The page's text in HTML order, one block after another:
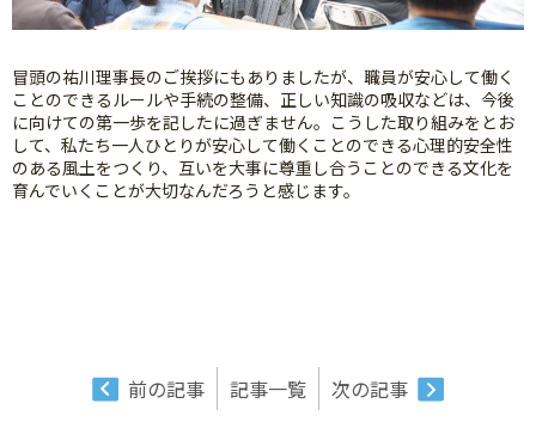
冒頭の祐川理事長のご挨拶にもありましたが、職員が安心して働く
ことのできるルールや手続の整備、正しい知識の吸収などは、今後
に向けての第一歩を記したに過ぎません。こうした取り組みをとお
して、私たち一人ひとりが安心して働くことのできる心理的安全性
のある風土をつくり、互いを大事に尊重し合うことのできる文化を
育んでいくことが大切なんだろうと感じます。
前の記事 記事一覧 次の記事